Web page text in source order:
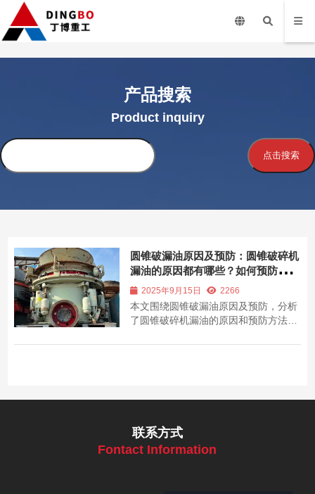
产品搜索
Product inquiry
点击搜索
圆锥破漏油原因及预防：圆锥破碎机
漏油的原因都有哪些？如何预防圆锥
破漏油？
2025年9月15日 2266
本文围绕圆锥破漏油原因及预防，分析
了圆锥破碎机漏油的原因和预防方法，
本。​
联系方式
Fontact Information